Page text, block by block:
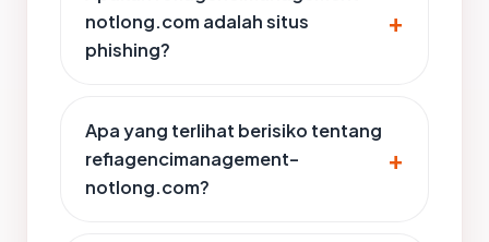
notlong.com adalah situs
phishing?
Apa yang terlihat berisiko tentang
refiagencimanagement-
notlong.com?